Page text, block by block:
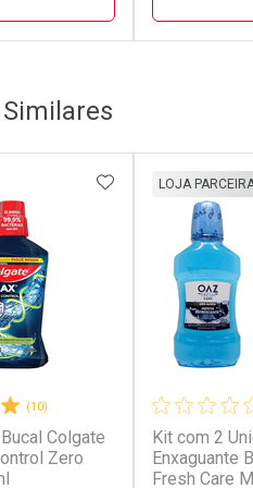
Ativar
(10)
Colgate
Zero
ADICIONAR AOS
Kit com 2
Enxaguante
Fresh Care
LOJA